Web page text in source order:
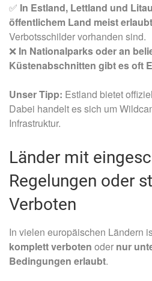
✅ In Estland, Lettland und
öffentlichem Land meist erlaubt
Verbotsschilder vorhanden sind.
❌ In Nationalparks oder an
Küstenabschnitten gibt es oft
UnserTipp: Estland bietet
Dabei handelt es sich um
Infrastruktur.
Länder mit
Regelungen oder
Verboten
In vielen europäischen Ländern
komplett verboten oder nur
Bedingungen erlaubt.